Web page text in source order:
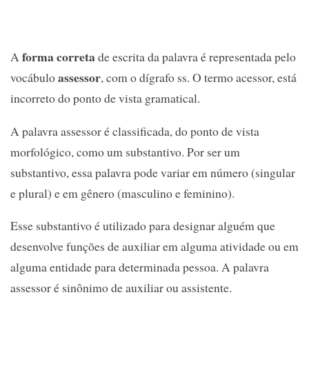
Aforma corretade escrita da palavra é representada pelo
vocábuloassessor, com o dígrafo ss. O termo acessor, está
incorreto do ponto de vista gramatical.
A palavra assessor é classificada, do ponto de vista
morfológico, como um substantivo. Por ser um
substantivo, essa palavra pode variar em número (singular
e plural) e em gênero (masculino e feminino).
Esse substantivo é utilizado para designar alguém que
desenvolve funções de auxiliar em alguma atividade ou em
alguma entidade para determinada pessoa. A palavra
assessor é sinônimo de auxiliar ou assistente.